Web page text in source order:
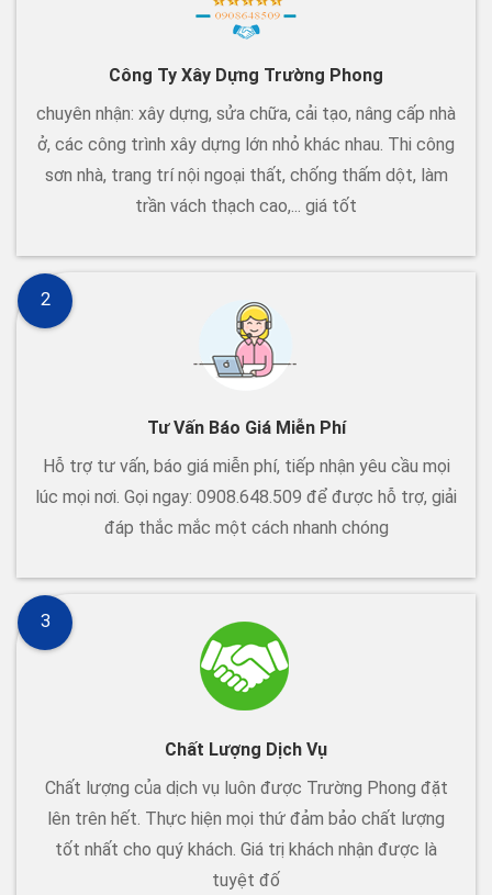
Công Ty Xây Dựng Trường Phong
chuyên nhận: xây dựng, sửa chữa, cải tạo, nâng cấp nhà
ở, các công trình xây dựng lớn nhỏ khác nhau. Thi công
sơn nhà, trang trí nội ngoại thất, chống thấm dột, làm
trần vách thạch cao,... giá tốt
Tư Vấn Báo Giá Miễn Phí
Hỗ trợ tư vấn, báo giá miễn phí, tiếp nhận yêu cầu mọi
lúc mọi nơi. Gọi ngay: 0908.648.509 để được hỗ trợ, giải
đáp thắc mắc một cách nhanh chóng
2
Chất Lượng Dịch Vụ
Chất lượng của dịch vụ luôn được Trường Phong đặt
lên trên hết. Thực hiện mọi thứ đảm bảo chất lượng
tốt nhất cho quý khách. Giá trị khách nhận được là
tuyệt đố
3